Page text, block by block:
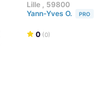
Lille , 59800
Yann-Yves O.
PRO
0 (0)